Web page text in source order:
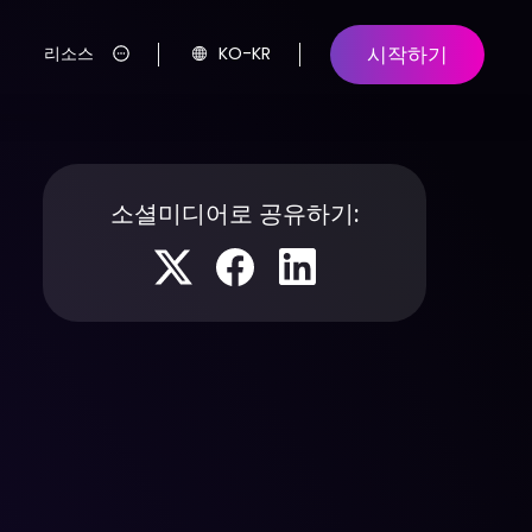
리소스 KO-KR 시작하기
소셜미디어로 공유하기: